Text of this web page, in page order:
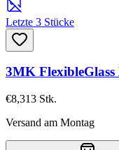
Letzte 3 Stücke
3MK
€8,313 Stk.
Versand am Montag